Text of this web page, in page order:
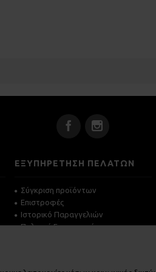
ΕΞΥΠΗΡΕΤΗΣΗ ΠΕΛΑΤΩΝ
Σύγκριση προϊόντων
Επιστροφές
Ιστορικό Παραγγελιών
Πολιτική Επιστροφών